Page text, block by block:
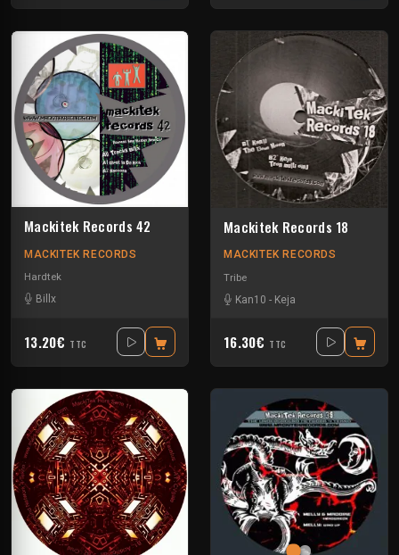
Mackitek Records 42
MACKITEK RECORDS
Hardtek
Billx
13.20€ TTC
Mackitek Records 18
MACKITEK RECORDS
Tribe
Kan10 - Keja
16.30€ TTC